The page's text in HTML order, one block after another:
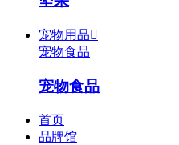
宠物用品
宠物食品
宠物食品
首页
品牌馆